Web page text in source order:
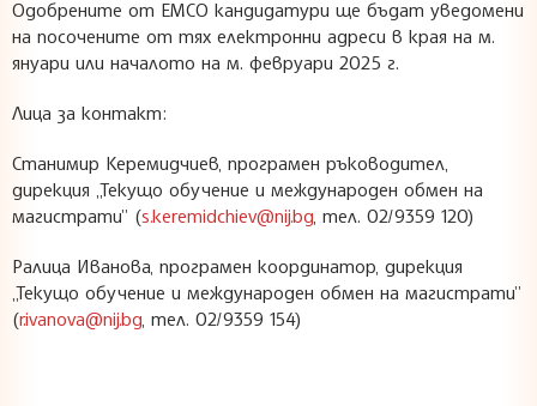
Одобрените от ЕМСО кандидатури ще бъдат уведомени
на посочените от тях електронни адреси в края на м.
януари или началото на м. февруари 2025 г.
Лица за контакт:
Станимир Керемидчиев, програмен ръководител,
дирекция „Текущо обучение и международен обмен на
магистрати” (s.keremidchiev@nij.bg , тел. 02/9359 120)
Ралица Иванова, програмен координатор, дирекция
„Текущо обучение и международен обмен на магистрати”
(r.ivanova@nij.bg , тел. 02/9359 154)